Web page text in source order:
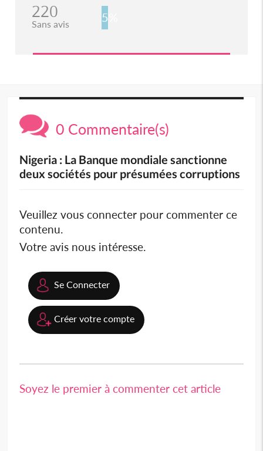
220
Sans avis 5%
0 Commentaire(s)
Nigeria : La Banque mondiale sanctionne
deux sociétés pour présumées corruptions
Veuillez vous connecter pour commenter ce
contenu.
Votre avis nous intéresse.
Se Connecter
Créer votre compte
Soyez le premier à commenter cet article